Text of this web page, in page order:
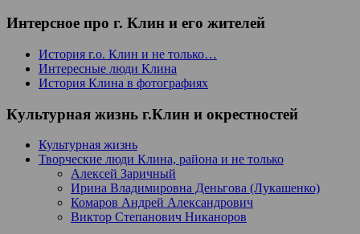
Интерсное про г. Клин и его жителей
История г.о. Клин и не только…
Интересные люди Клина
История Клина в фотографиях
Культурная жизнь г.Клин и окрестностей
Культурная жизнь
Творческие люди Клина, района и не только
Алексей Заричный
Ирина Владимировна Деньгова (Лукашенко)
Комаров Андрей Александрович
Виктор Степанович Никаноров